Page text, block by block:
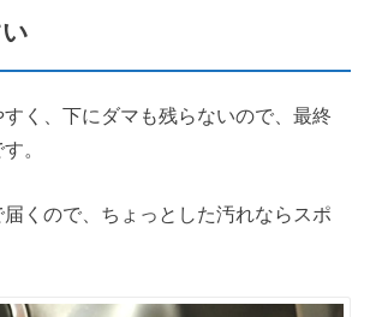
く、下にダマも残らないので、最終
。
くので、ちょっとした汚れならスポ